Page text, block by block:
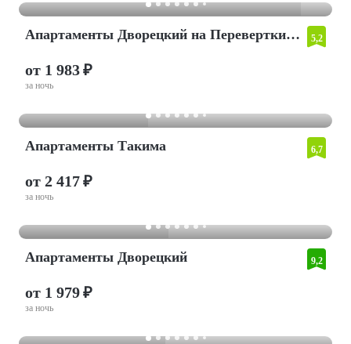
Апартаменты Дворецкий на Переверткина, д.1/10 5,2
от 1 983 ₽
за ночь
Апартаменты Такима 6,7
от 2 417 ₽
за ночь
Апартаменты Дворецкий 9,2
от 1 979 ₽
за ночь